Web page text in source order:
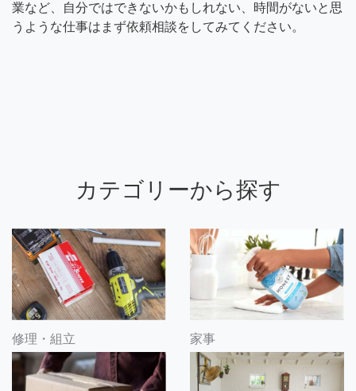
業など、自分ではできないかもしれない、時間がないと思
うような仕事はまず依頼相談をしてみてください。
カテゴリーから探す
修理・組立 家事